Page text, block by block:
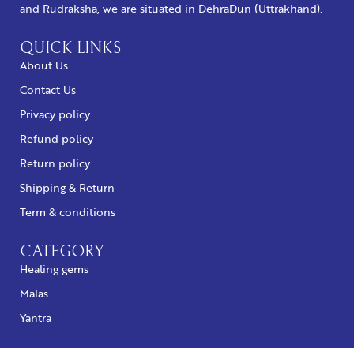
and Rudraksha, we are situated in DehraDun (Uttrakhand).
QUICK LINKS
About Us
Contact Us
Privacy policy
Refund policy
Return policy
Shipping & Return
Term & conditions
CATEGORY
Healing gems
Malas
Yantra